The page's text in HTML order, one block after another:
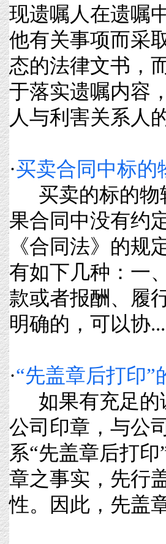
现遗嘱人在遗嘱
他有关事项而采
态的法律文书，
于落实遗嘱内容
人与利害关系人
·买卖合同中标的
买卖的标的物
果合同中没有约
《合同法》的规
有如下几种：一
款或者报酬、履
明确的，可以协
·“先盖章后打印”
如果有充足的
公司印章，与公
系“先盖章后打
章之事实，先行
性。因此，先盖